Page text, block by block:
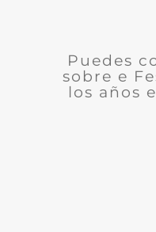
Puedes
sobre e
los años